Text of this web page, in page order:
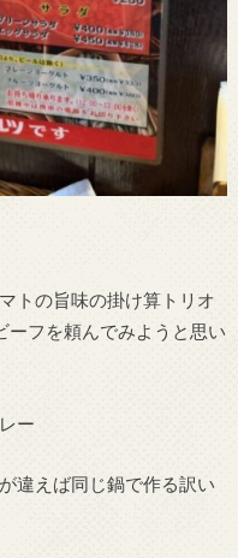
トの旨味の掛け算トリオ
ーフを頼んでみようと思い
ー
違えば同じ鍋で作る訳い